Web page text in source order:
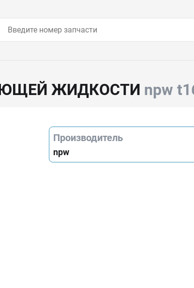
ЖИДКОСТИ npw
Производитель
npw